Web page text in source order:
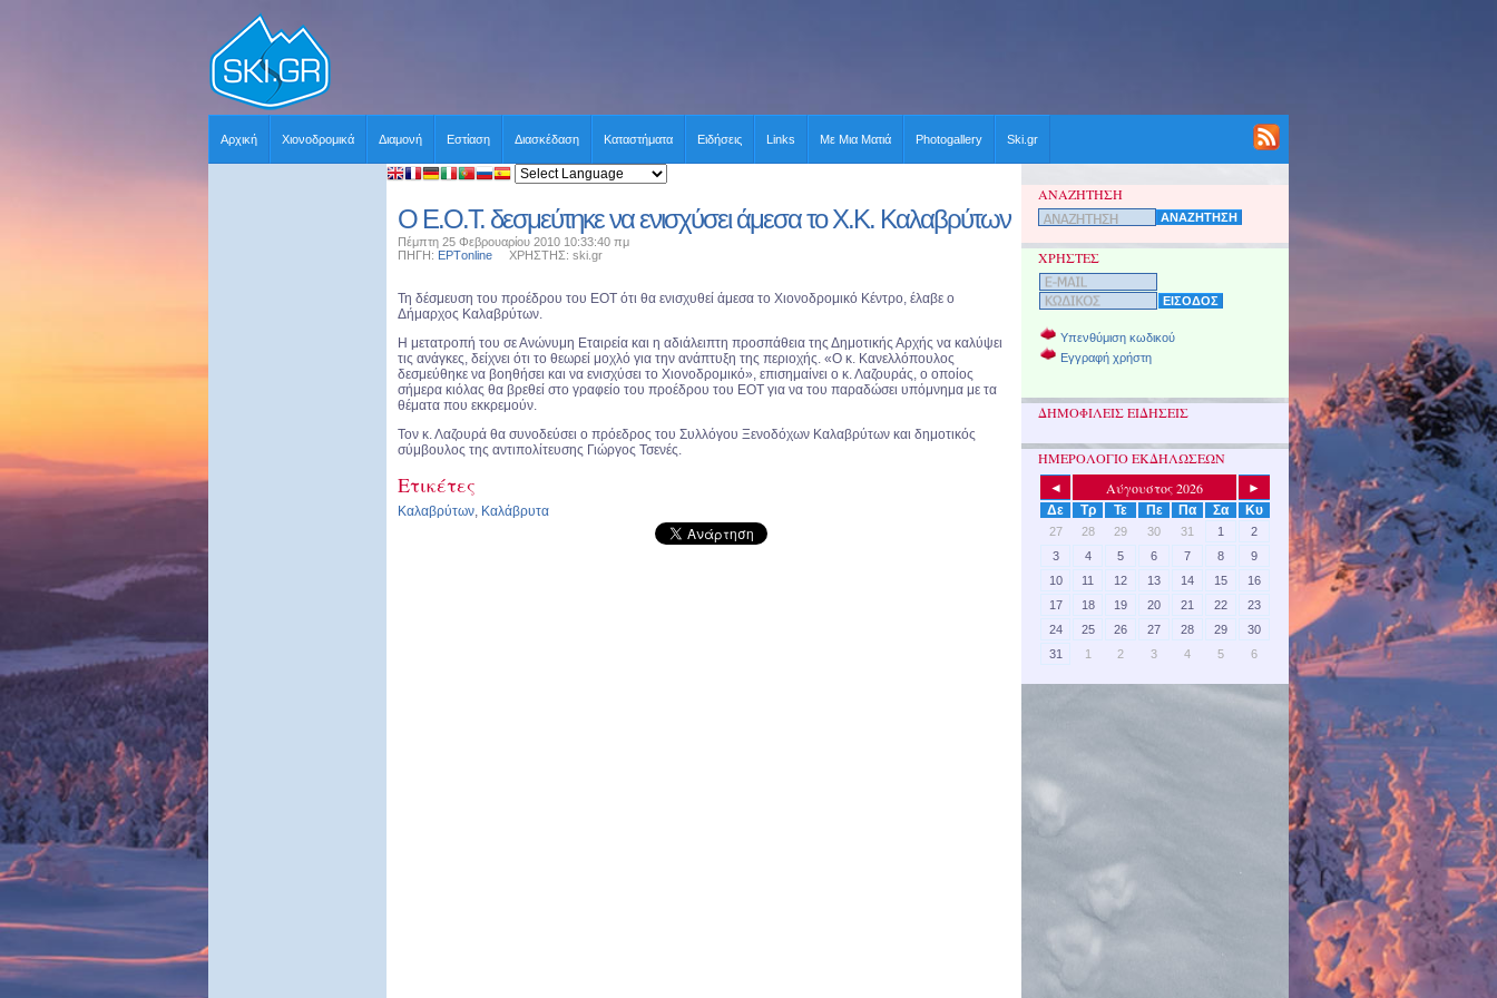
Αρχική Χιονοδρομικά Διαμονή Εστίαση Διασκέδαση Καταστήματα Ειδήσεις Links Με Μια Ματιά Photogallery Ski.gr
Ο Ε.Ο.Τ. δεσμεύτηκε να ενισχύσει άμεσα το Χ.Κ. Καλαβρύτων
Πέμπτη 25 Φεβρουαρίου 2010 10:33:40 πμ
ΠΗΓΗ: ΕΡΤonline ΧΡΗΣΤΗΣ: ski.gr
Τη δέσμευση του προέδρου του ΕΟΤ ότι θα ενισχυθεί άμεσα το Χιονοδρομικό Κέντρο, έλαβε ο
Δήμαρχος Καλαβρύτων.
Η μετατροπή του σε Ανώνυμη Εταιρεία και η αδιάλειπτη προσπάθεια της Δημοτικής Αρχής να καλύψει
τις ανάγκες, δείχνει ότι το θεωρεί μοχλό για την ανάπτυξη της περιοχής. «Ο κ. Κανελλόπουλος
δεσμεύθηκε να βοηθήσει και να ενισχύσει το Χιονοδρομικό», επισημαίνει ο κ. Λαζουράς, ο οποίος
σήμερα κιόλας θα βρεθεί στο γραφείο του προέδρου του ΕΟΤ για να του παραδώσει υπόμνημα με τα
θέματα που εκκρεμούν.
Τον κ. Λαζουρά θα συνοδεύσει ο πρόεδρος του Συλλόγου Ξενοδόχων Καλαβρύτων και δημοτικός
σύμβουλος της αντιπολίτευσης Γιώργος Τσενές.
Ετικέτες
Καλαβρύτων, Καλάβρυτα
ΑΝΑΖΗΤΗΣΗ
ΧΡΗΣΤΕΣ
Υπενθύμιση κωδικού
Εγγραφή χρήστη
ΔΗΜΟΦΙΛΕΙΣ ΕΙΔΗΣΕΙΣ
ΗΜΕΡΟΛΟΓΙΟ ΕΚΔΗΛΩΣΕΩΝ
◄ Αύγουστος 2026
►
Δε
Τρ Τε Πε Πα Σα Κυ
27 28 29 30 31 1
2
3
4 5 6 7 8
9
10
11 12 13 14 15
16
17
18 19 20 21 22
23
24
25 26 27 28 29
30
31
1 2 3 4 5 6